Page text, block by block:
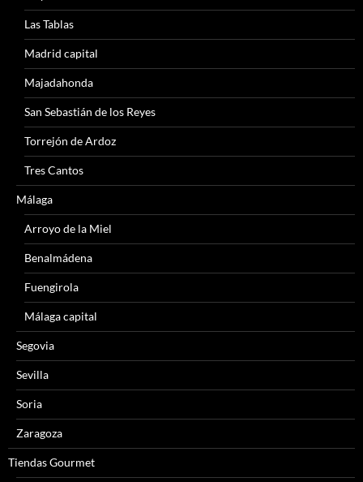
Las Tablas
Madrid capital
Majadahonda
San Sebastián de los Reyes
Torrejón de Ardoz
Tres Cantos
Málaga
Arroyo de la Miel
Benalmádena
Fuengirola
Málaga capital
Segovia
Sevilla
Soria
Zaragoza
Tiendas Gourmet